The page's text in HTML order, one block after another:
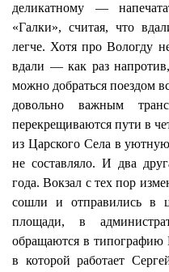
деликатному —
«Галки», считая, что
легче. Хотя про Вологду
вдали — как раз
можно добраться поездом
довольно важным
перекрещиваются пути в
из Царского Села в
не составляло. И два
года. Вокзал с тех пор
сошли и отправились в
площади, в
обращаются в типографию
в которой работает